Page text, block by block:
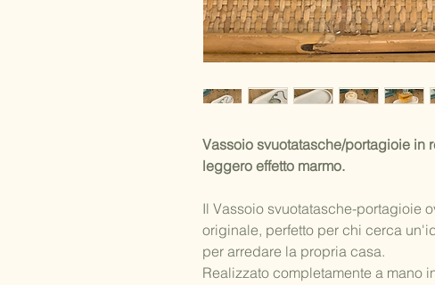
Vassoio svuotatasche/portagioie in
leggero effetto marmo.
Il Vassoio svuotatasche-portagioie
originale, perfetto per chi cerca
per arredare la propria casa.
Realizzato completamente a mano